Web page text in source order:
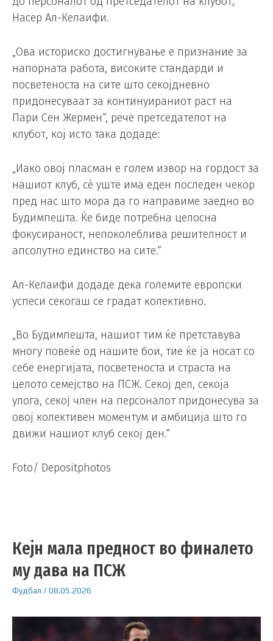
Насер Ал-Келаифи.
„Ова историско достигнување е признание за
напорната работа, високите стандарди и
посветеноста на сите што секојдневно
придонесуваат за континуираниот раст на
Пари Сен Жермен“, рече претседателот на
клубот, кој исто така додаде:
„Иако овој пласман е голем извор на гордост за
нашиот клуб, сè уште има еден последен чекор
пред нас што мора да го направиме заедно во
Будимпешта. Ќе биде потребна целосна
фокусираност, непоколеблива решителност и
апсолутно единство на сите.“
Ал-Келаифи додаде дека големите европски
успеси секогаш се градат колективно.
„Во Будимпешта, нашиот тим ќе претставува
многу повеќе од нашите бои, тие ќе ја носат со
себе енергијата, посветеноста и страста на
целото семејство на ПСЖ. Секој дел, секоја
улога, секој член на персоналот придонесува за
овој колективен моментум и амбиција што го
движи нашиот клуб секој ден.“
Foto/ Depositphotos
Кејн мала предност во финалето
му дава на ПСЖ
Фудбал /08.05.2026